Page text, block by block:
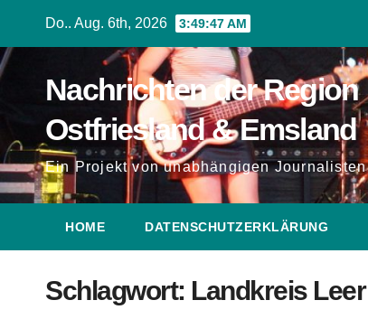
springen
Do.. Aug. 6th, 2026 3:49:49 AM
Nachrichten der Region
Ostfriesland & Emsland
Ein Projekt von unabhängigen Journalisten
HOME DATENSCHUTZERKLÄRUNG
Schlagwort: Landkreis Leer